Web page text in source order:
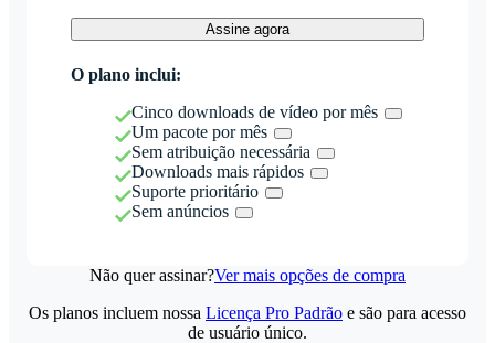
Assine agora
O plano inclui:
Cinco downloads de vídeo por mês
Um pacote por mês
Sem atribuição necessária
Downloads mais rápidos
Suporte prioritário
Sem anúncios
Não quer assinar?Ver mais opções de compra
Os planos incluem nossa Licença Pro Padrão e são para acesso
de usuário único.